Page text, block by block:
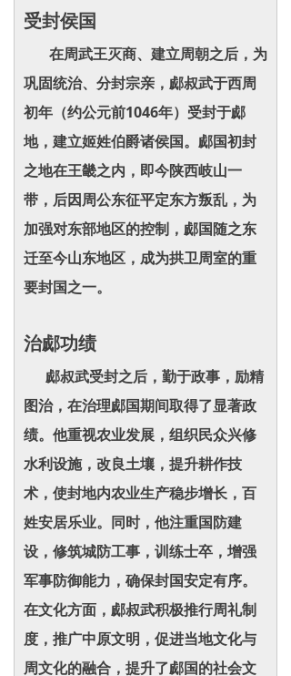
受封侯国
在周武王灭商、建立周朝之后，为
巩固统治、分封宗亲，郕叔武于西周
初年（约公元前1046年）受封于郕
地，建立姬姓伯爵诸侯国。郕国初封
之地在王畿之内，即今陕西岐山一
带，后因周公东征平定东方叛乱，为
加强对东部地区的控制，郕国随之东
迁至今山东地区，成为拱卫周室的重
要封国之一。
治郕功绩
郕叔武受封之后，勤于政事，励精
图治，在治理郕国期间取得了显著政
绩。他重视农业发展，组织民众兴修
水利设施，改良土壤，提升耕作技
术，使封地内农业生产稳步增长，百
姓安居乐业。同时，他注重国防建
设，修筑城防工事，训练士卒，增强
军事防御能力，确保封国安定有序。
在文化方面，郕叔武积极推行周礼制
度，推广中原文明，促进当地文化与
周文化的融合，提升了郕国的社会文